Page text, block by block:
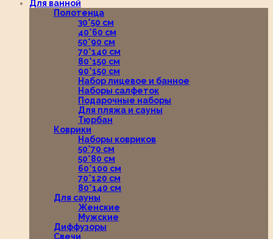
Для ванной
Полотенца
30*50 см
40*60 см
50*90 см
70*140 см
80*150 см
90*150 см
Набор лицевое и банное
Наборы салфеток
Подарочные наборы
Для пляжа и сауны
Тюрбан
Коврики
Наборы ковриков
50*70 см
50*80 см
60*100 см
70*120 см
80*140 см
Для сауны
Женские
Мужские
Диффузоры
Свечи